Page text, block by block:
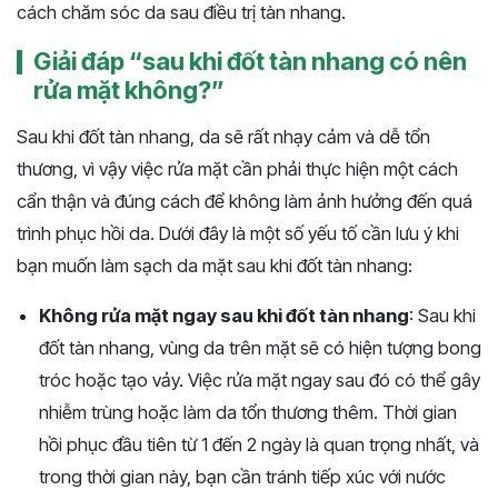
cách chăm sóc da sau điều trị tàn nhang.
Giải đáp “sau khi đốt tàn nhang có nên
rửa mặt không?”
Sau khi đốt tàn nhang, da sẽ rất nhạy cảm và dễ tổn
thương, vì vậy việc rửa mặt cần phải thực hiện một cách
cẩn thận và đúng cách để không làm ảnh hưởng đến quá
trình phục hồi da. Dưới đây là một số yếu tố cần lưu ý khi
bạn muốn làm sạch da mặt sau khi đốt tàn nhang:
Không rửa mặt ngay sau khi đốt tàn nhang: Sau khi
đốt tàn nhang, vùng da trên mặt sẽ có hiện tượng bong
tróc hoặc tạo vảy. Việc rửa mặt ngay sau đó có thể gây
nhiễm trùng hoặc làm da tổn thương thêm. Thời gian
hồi phục đầu tiên từ 1 đến 2 ngày là quan trọng nhất, và
trong thời gian này, bạn cần tránh tiếp xúc với nước